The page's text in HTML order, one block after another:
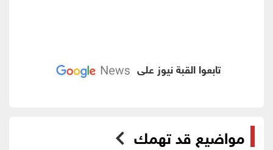
تابعوا القبة نيوز على
مواضيع قد تهمك